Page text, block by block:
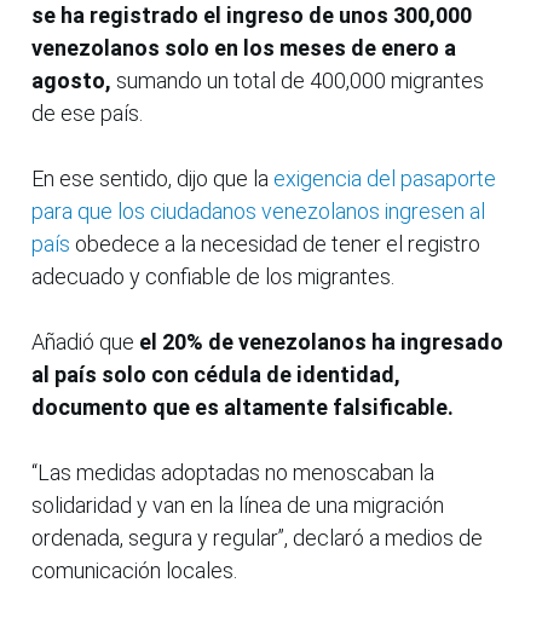
se ha registrado el ingreso de unos 300,000
venezolanos solo en los meses de enero a
agosto, sumando un total de 400,000 migrantes
de ese país.
En ese sentido, dijo que la exigencia del pasaporte
para que los ciudadanos venezolanos ingresen al
país obedece a la necesidad de tener el registro
adecuado y confiable de los migrantes.
Añadió que el 20% de venezolanos ha ingresado
al país solo con cédula de identidad,
documento que es altamente falsificable.
“Las medidas adoptadas no menoscaban la
solidaridad y van en la línea de una migración
ordenada, segura y regular”, declaró a medios de
comunicación locales.